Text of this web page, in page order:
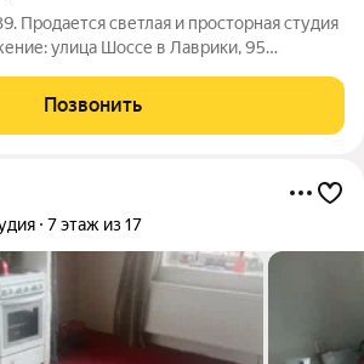
Продается светлая и просторная студия
построен в 2023 году, на 6 этаже.
Позвонить
7 этаж из 17